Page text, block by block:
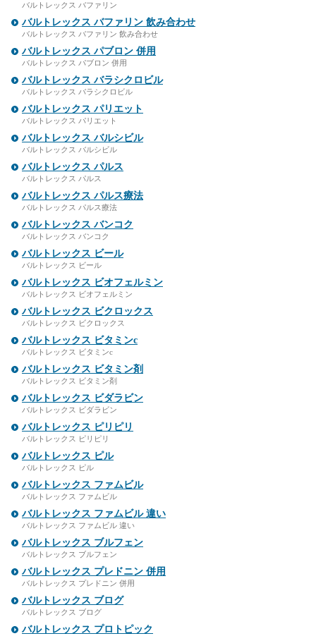
バルトレックス バファリン
バルトレックス バファリン 飲み合わせ
バルトレックス バファリン 飲み合わせ
バルトレックス パブロン 併用
バルトレックス パブロン 併用
バルトレックス バラシクロビル
バルトレックス バラシクロビル
バルトレックス パリエット
バルトレックス パリエット
バルトレックス バルシビル
バルトレックス バルシビル
バルトレックス パルス
バルトレックス パルス
バルトレックス パルス療法
バルトレックス パルス療法
バルトレックス バンコク
バルトレックス バンコク
バルトレックス ビール
バルトレックス ビール
バルトレックス ビオフェルミン
バルトレックス ビオフェルミン
バルトレックス ビクロックス
バルトレックス ビクロックス
バルトレックス ビタミンc
バルトレックス ビタミンc
バルトレックス ビタミン剤
バルトレックス ビタミン剤
バルトレックス ビダラビン
バルトレックス ビダラビン
バルトレックス ピリピリ
バルトレックス ピリピリ
バルトレックス ピル
バルトレックス ピル
バルトレックス ファムビル
バルトレックス ファムビル
バルトレックス ファムビル 違い
バルトレックス ファムビル 違い
バルトレックス ブルフェン
バルトレックス ブルフェン
バルトレックス プレドニン 併用
バルトレックス プレドニン 併用
バルトレックス ブログ
バルトレックス ブログ
バルトレックス プロトピック